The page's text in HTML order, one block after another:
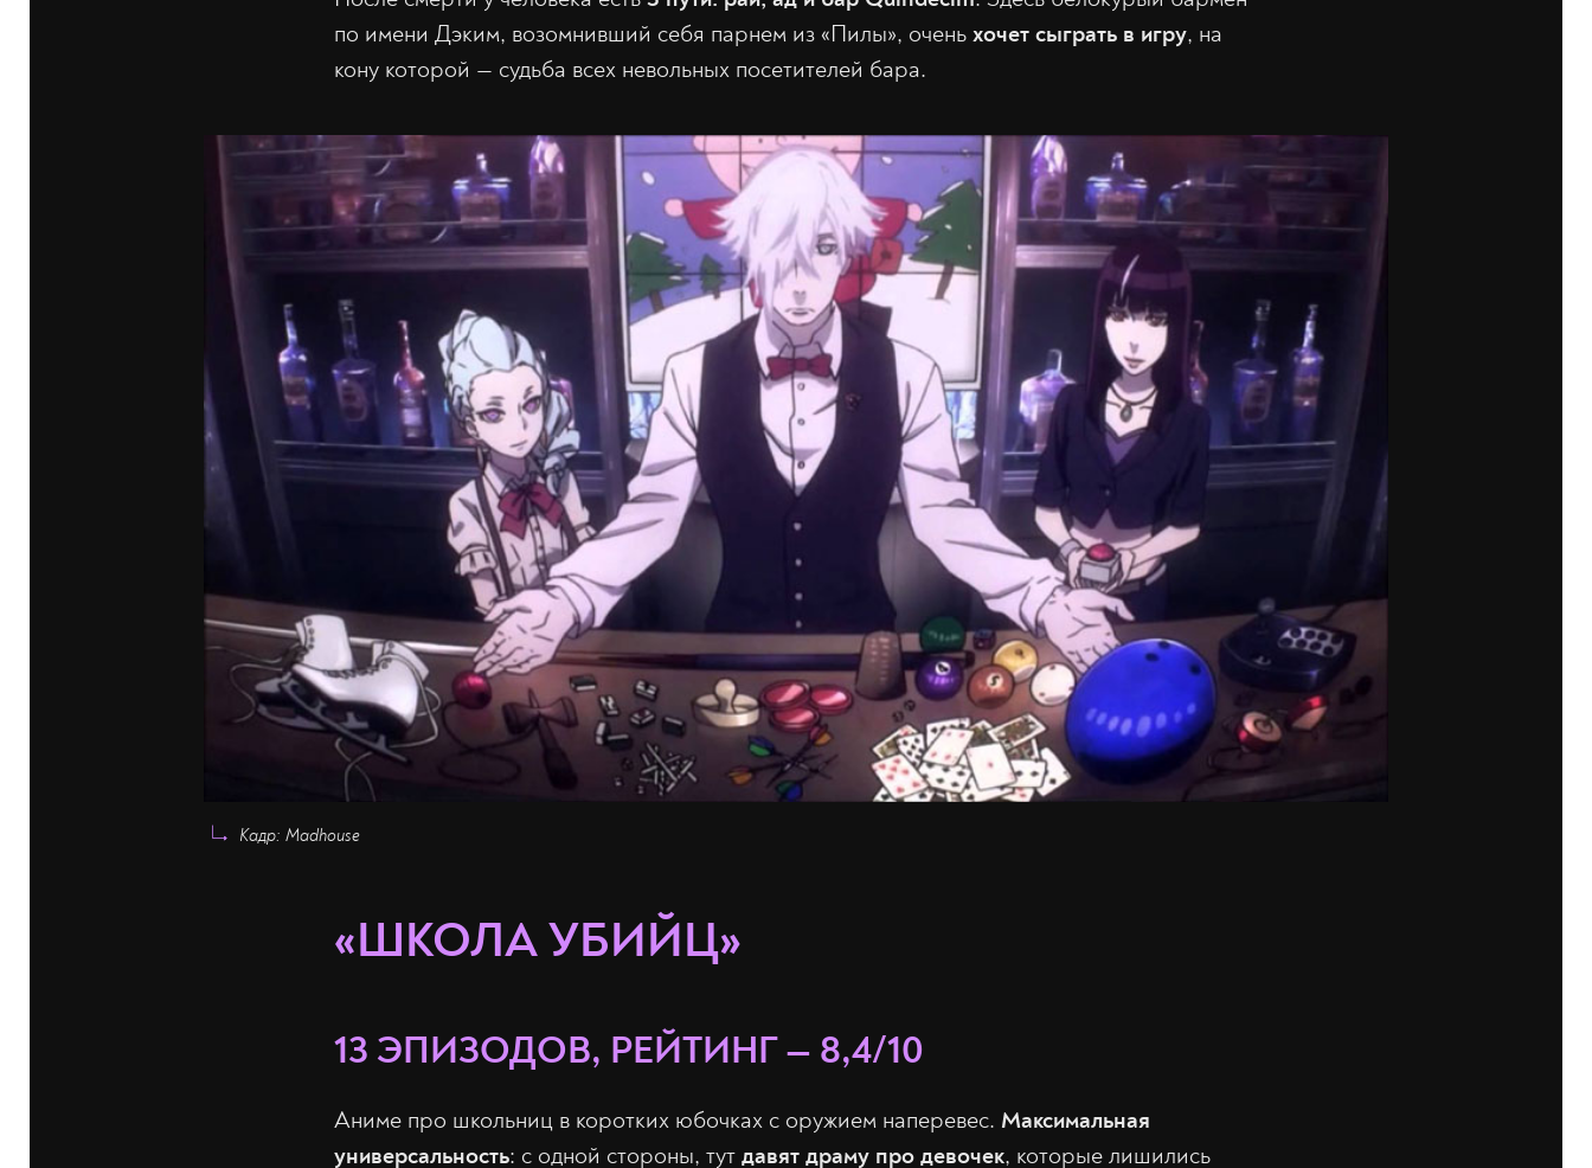
по имени Дэким, возомнивший себя парнем из «Пилы», очень хочет сыграть в игру, на
кону которой — судьба всех невольных посетителей бара.
Кадр: Madhouse
«ШКОЛА УБИЙЦ»
13 ЭПИЗОДОВ, РЕЙТИНГ — 8,4/10
Аниме про школьниц в коротких юбочках с оружием наперевес. Максимальная
универсальность: с одной стороны, тут давят драму про девочек, которые лишились